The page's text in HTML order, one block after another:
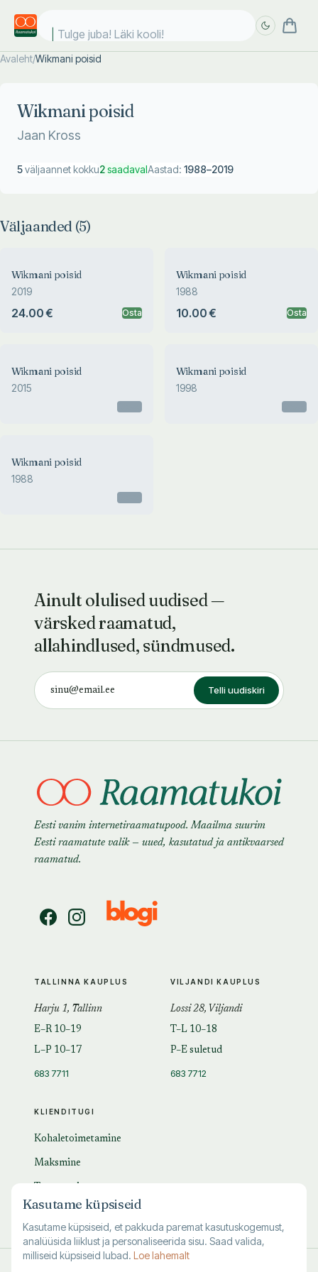
Tulge juba! Läki kooli!
Avaleht/Wikmani poisid
Wikmani poisid
Jaan Kross
5väljaannet kokku2saadavalAastad: 1988–2019
Väljaanded (5)
Wikmani poisid
2019
24.00 € Osta
Wikmani poisid
1988
10.00 € Osta
Wikmani poisid
2015
Wikmani poisid
1998
Wikmani poisid
1988
Ainult olulised uudised —
värsked raamatud,
allahindlused, sündmused.
Telli uudiskiri
Eesti vanim internetiraamatupood. Maailma suurim
Eesti raamatute valik — uued, kasutatud ja antikvaarsed
raamatud.
KLIENDITUGI
Kohaletoimetamine
Maksmine
KKK
TALLINNA KAUPLUS
Harju 1, Tallinn
E–R 10–19
L–P 10–17
683 7711
VILJANDI KAUPLUS
Lossi 28, Viljandi
T–L 10–18
P–E suletud
683 7712
Kasutame küpsiseid
Kasutame küpsiseid, et pakkuda paremat kasutuskogemust,
analüüsida liiklust ja personaliseerida sisu. Saad valida,
milliseid küpsiseid lubad. Loe lahemalt